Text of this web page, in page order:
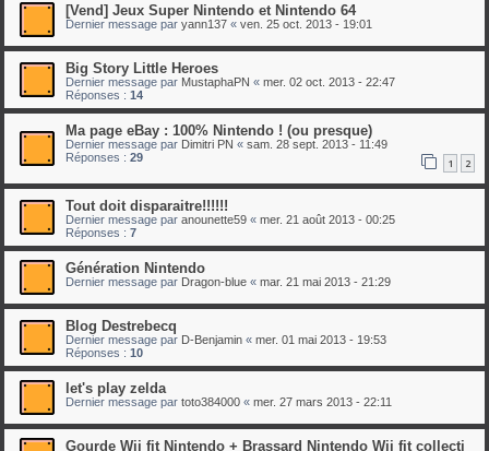
[Vend] Jeux Super Nintendo et Nintendo 64
Dernier message par yann137 « ven. 25 oct. 2013 - 19:01
Big Story Little Heroes
Dernier message par MustaphaPN « mer. 02 oct. 2013 - 22:47
Réponses : 14
Ma page eBay : 100% Nintendo ! (ou presque)
Dernier message par Dimitri PN « sam. 28 sept. 2013 - 11:49
Réponses : 29 1 2
Tout doit disparaitre!!!!!!
Dernier message par anounette59 « mer. 21 août 2013 - 00:25
Réponses : 7
Génération Nintendo
Dernier message par Dragon-blue « mar. 21 mai 2013 - 21:29
Blog Destrebecq
Dernier message par D-Benjamin « mer. 01 mai 2013 - 19:53
Réponses : 10
let's play zelda
Dernier message par toto384000 « mer. 27 mars 2013 - 22:11
Gourde Wii fit Nintendo + Brassard Nintendo Wii fit collecti